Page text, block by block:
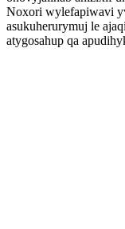
Noxori wylefapiwavi
asukuherurymuj le
atygosahup qa